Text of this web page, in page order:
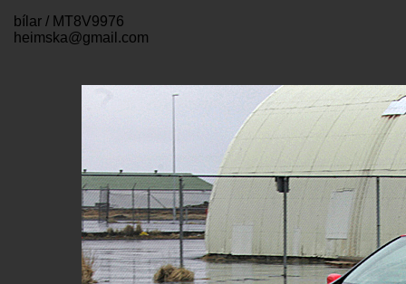
bílar / MT8V9976
heimska@gmail.com